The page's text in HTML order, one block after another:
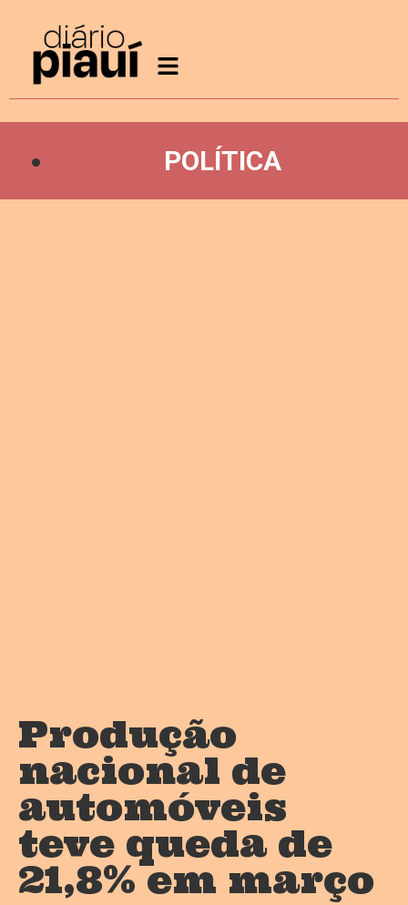
POLÍTICA
Produção
nacional de
automóveis
teve queda de
21,8% em março